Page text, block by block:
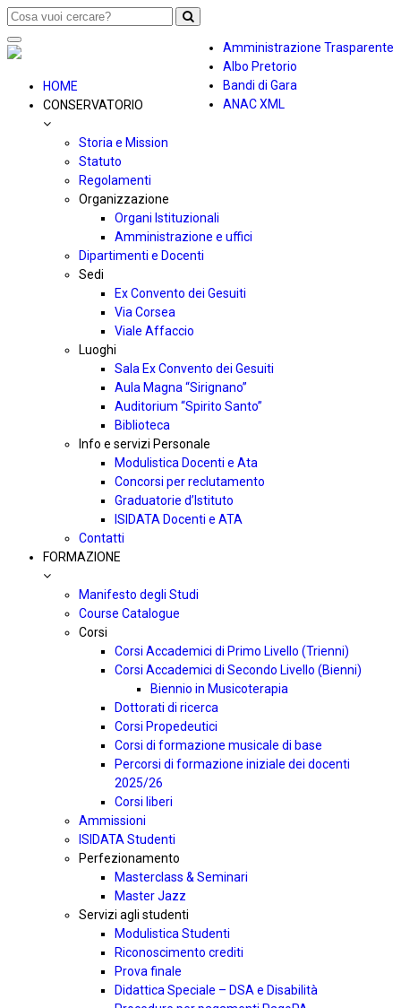
Amministrazione Trasparente
Albo Pretorio
Bandi di Gara
ANAC XML
Toggle
navigation
HOME
CONSERVATORIO
Storia e Mission
Statuto
Regolamenti
Organizzazione
Organi Istituzionali
Amministrazione e uffici
Dipartimenti e Docenti
Sedi
Ex Convento dei Gesuiti
Via Corsea
Viale Affaccio
Luoghi
Sala Ex Convento dei Gesuiti
Aula Magna “Sirignano”
Auditorium “Spirito Santo”
Biblioteca
Info e servizi Personale
Modulistica Docenti e Ata
Concorsi per reclutamento
Graduatorie d’Istituto
ISIDATA Docenti e ATA
Contatti
FORMAZIONE
Manifesto degli Studi
Course Catalogue
Corsi
Corsi Accademici di Primo Livello (Trienni)
Corsi Accademici di Secondo Livello (Bienni)
Biennio in Musicoterapia
Dottorati di ricerca
Corsi Propedeutici
Corsi di formazione musicale di base
Percorsi di formazione iniziale dei docenti
2025/26
Corsi liberi
Ammissioni
ISIDATA Studenti
Perfezionamento
Masterclass & Seminari
Master Jazz
Servizi agli studenti
Modulistica Studenti
Riconoscimento crediti
Prova finale
Didattica Speciale – DSA e Disabilità